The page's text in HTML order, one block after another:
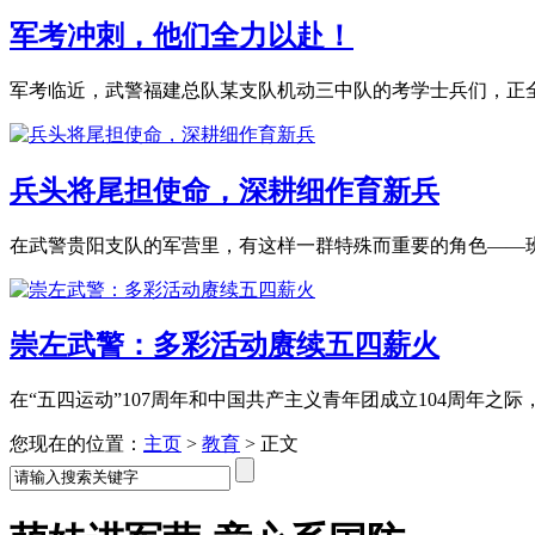
军考冲刺，他们全力以赴！
军考临近，武警福建总队某支队机动三中队的考学士兵们，正
兵头将尾担使命，深耕细作育新兵
在武警贵阳支队的军营里，有这样一群特殊而重要的角色——
崇左武警：多彩活动赓续五四薪火
在“五四运动”107周年和中国共产主义青年团成立104周年之际
您现在的位置： 主页 > 教育 > 正文